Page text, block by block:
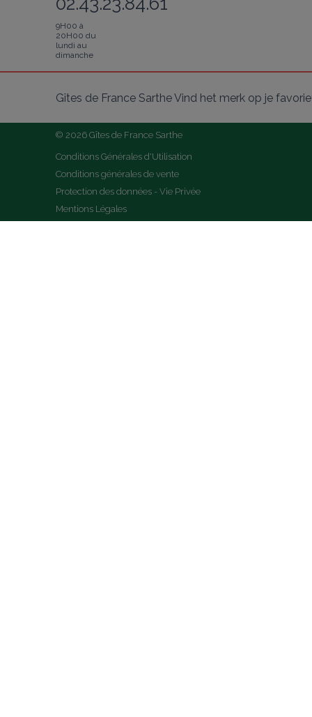
9H00 à
20H00 du
lundi au
dimanche
Gîtes de France Sarthe Vind het merk op je
© 2026 Gîtes de France Sarthe
Conditions Générales d'Utilisation
Conditions générales de vente
Protection des données - Vie Privée
Mentions Légales